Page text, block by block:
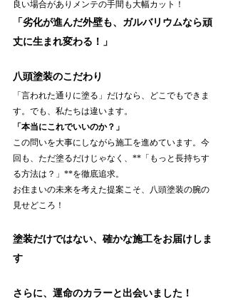
良い場合がありメンテの手間も大幅カット！
「劣化が進んだ外壁も、ガルバリウムなら頑
丈に生まれ変わる！」
八頭塗装のこだわり
「言われた通りに塗る」だけなら、どこでもできま
す。でも、私たちは違います。
「本当にこれでいいのか？」
この問いを大事にしながら施工を進めています。今
回も、ただ塗るだけじゃなく、**「もっと長持ちす
る方法は？」**を徹底追求。
お住まいの未来を考えた提案こそ、八頭塗装の腕の
見せどころ！
塗装だけではない、確かな施工をお届けしま
す
さらに、運命のカラーと出会いました！